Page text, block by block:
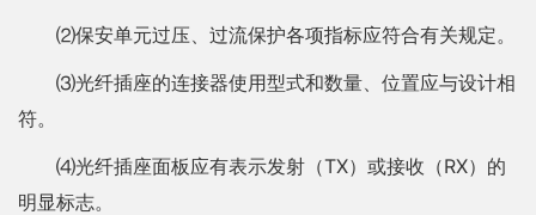
⑵保安单元过压、过流保护各项指标应符合有关规定。
⑶光纤插座的连接器使用型式和数量、位置应与设计相
符。
⑷光纤插座面板应有表示发射（TX）或接收（RX）的
明显标志。